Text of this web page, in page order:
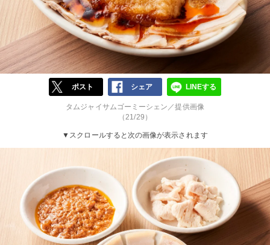
ポスト シェア LINEする
タムジャイサムゴーミーシェン／提供画像
（21/29）
▼スクロールすると次の画像が表示されます